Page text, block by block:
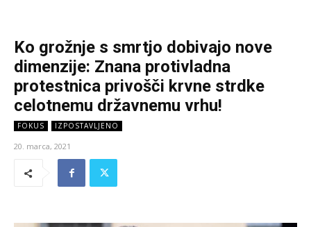
Ko grožnje s smrtjo dobivajo nove
dimenzije: Znana protivladna
protestnica privošči krvne strdke
celotnemu državnemu vrhu!
FOKUS IZPOSTAVLJENO
20. marca, 2021